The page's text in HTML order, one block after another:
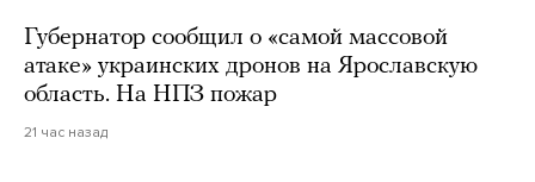
Губернатор сообщил о «самой массовой
атаке» украинских дронов на Ярославскую
область. На НПЗ пожар
21 час назад